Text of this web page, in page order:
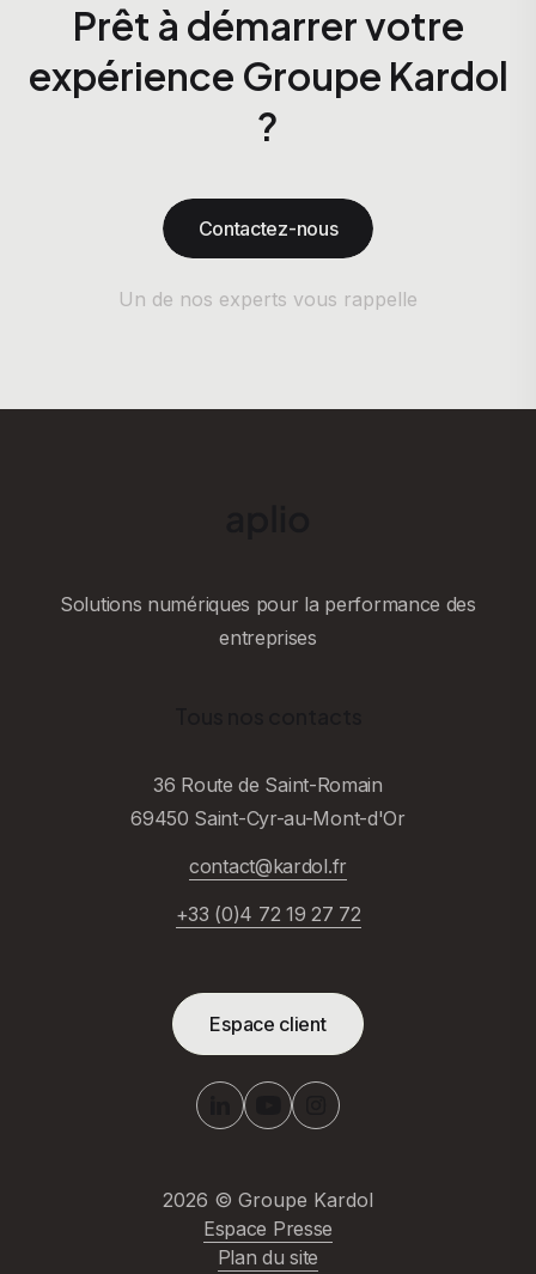
Prêt à démarrer votre
expérience Groupe Kardol
?
Contactez-nous
Un de nos experts vous rappelle
Solutions numériques pour la performance des
entreprises
36 Route de Saint-Romain
69450 Saint-Cyr-au-Mont-d'Or
contact@kardol.fr
+33 (0)4 72 19 27 72
Espace client
2026 © Groupe Kardol
Espace Presse
Plan du site